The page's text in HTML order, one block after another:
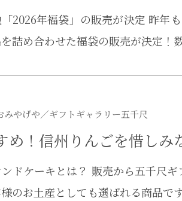
2026年福袋」の販売が決定 昨年
詰め合わせた福袋の販売が決定
みやげや／ギフトギャラリー五千尺
め！信州りんごを惜し
ドケーキとは？ 販売から五千尺
のお土産としても選ばれる商品